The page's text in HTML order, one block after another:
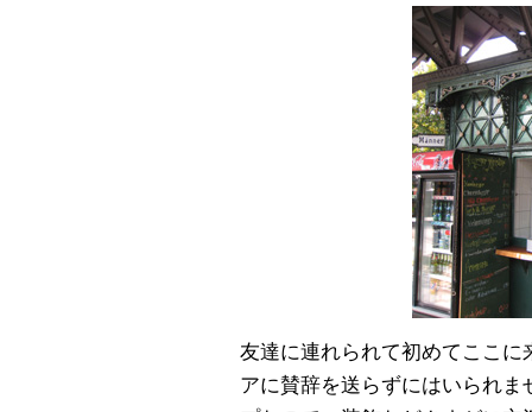
友達に連れられて初めてここ
アに賛辞を送らずにはいられ